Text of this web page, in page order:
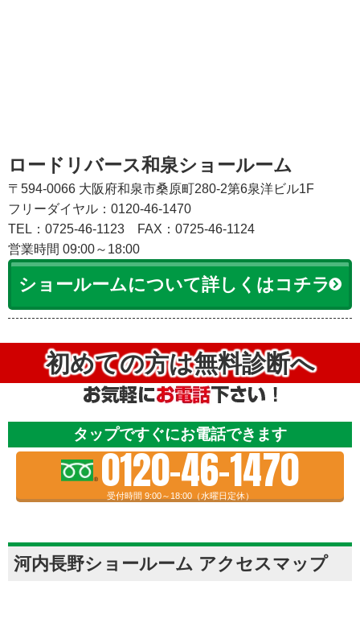
ロードリバース和泉ショールーム
〒594-0066 大阪府和泉市桑原町280-2第6泉洋ビル1F
フリーダイヤル：0120-46-1470
TEL：0725-46-1123
FAX：0725-46-1124
営業時間 09:00～18:00
ショールームについて詳しくはコチラ
初めての方は無料診断へ
タップですぐにお電話できます
0120-46-1470
受付時間 9:00～18:00（水曜日定休）
河内長野ショールーム アクセスマップ